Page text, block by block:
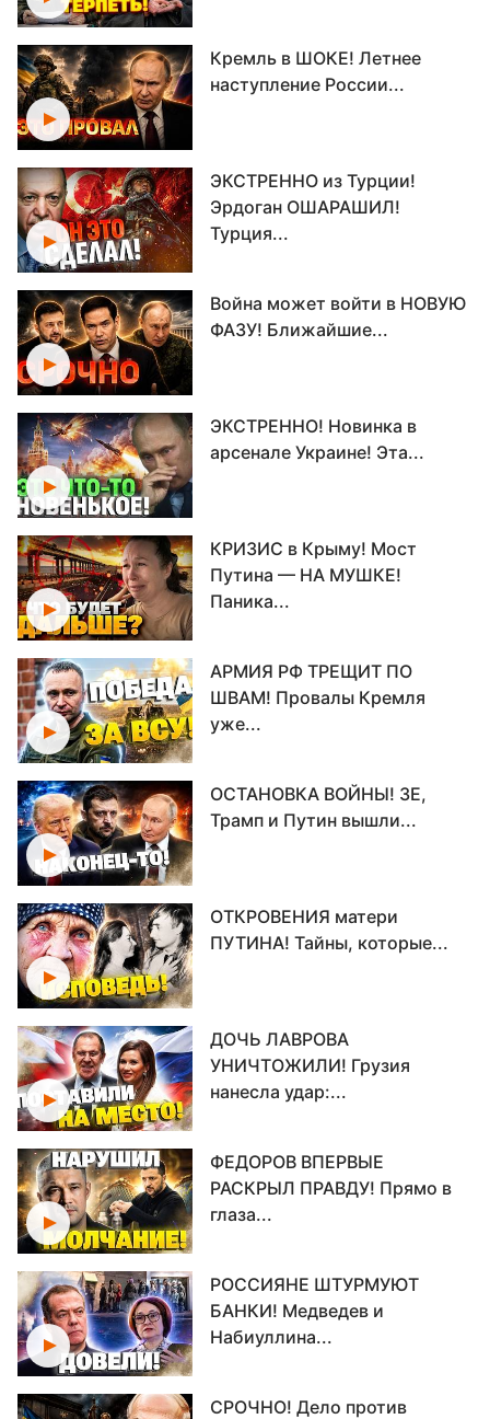
Кремль в ШОКЕ! Летнее
наступление России...
ЭКСТРЕННО из Турции!
Эрдоган ОШАРАШИЛ!
Турция...
Война может войти в НОВУЮ
ФАЗУ! Ближайшие...
ЭКСТРЕННО! Новинка в
арсенале Украине! Эта...
КРИЗИС в Крыму! Мост
Путина — НА МУШКЕ!
Паника...
АРМИЯ РФ ТРЕЩИТ ПО
ШВАМ! Провалы Кремля
уже...
ОСТАНОВКА ВОЙНЫ! ЗЕ,
Трамп и Путин вышли...
ОТКРОВЕНИЯ матери
ПУТИНА! Тайны, которые...
ДОЧЬ ЛАВРОВА
УНИЧТОЖИЛИ! Грузия
нанесла удар:...
ФЕДОРОВ ВПЕРВЫЕ
РАСКРЫЛ ПРАВДУ! Прямо в
глаза...
РОССИЯНЕ ШТУРМУЮТ
БАНКИ! Медведев и
Набиуллина...
СРОЧНО! Дело против